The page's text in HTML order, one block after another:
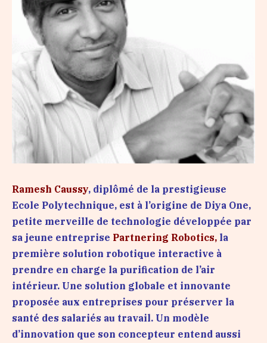
Ramesh Caussy, diplômé de la prestigieuse
Ecole Polytechnique, est à l’origine de Diya One,
petite merveille de technologie développée par
sa jeune entreprise Partnering Robotics, la
première solution robotique interactive à
prendre en charge la purification de l’air
intérieur. Une solution globale et innovante
proposée aux entreprises pour préserver la
santé des salariés au travail. Un modèle
d’innovation que son concepteur entend aussi